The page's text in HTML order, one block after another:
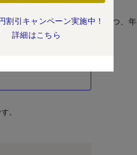
以降、その根拠を検証しつつ、年
柄群」は？
。
割引キャンペーン実施中！
詳細はこちら